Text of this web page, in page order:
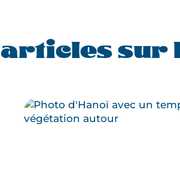
articles sur